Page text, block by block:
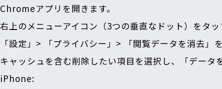
Chromeアプリを開きます。
右上のメニューアイコン（3つの垂直なドット）をタッ
「設定」> 「プライバシー」> 「閲覧データを消去」
キャッシュを含む削除したい項目を選択し、「データ
iPhone: